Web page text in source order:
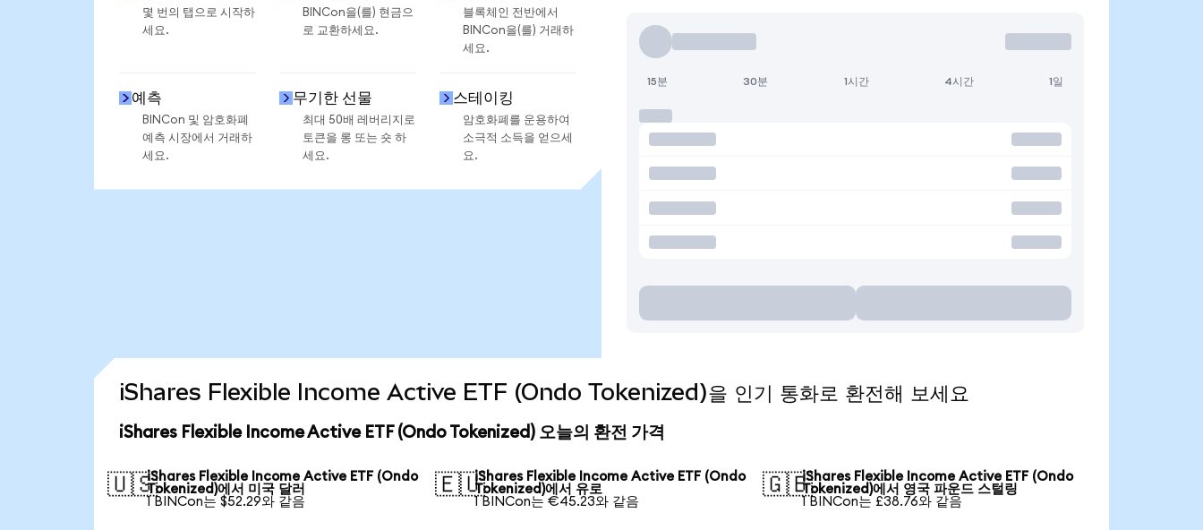
몇 번의 탭으로 시작하
세요.
BINCon을(를) 현금으
로 교환하세요.
블록체인 전반에서
BINCon을(를) 거래하
세요.
예측
BINCon 및 암호화폐
예측 시장에서 거래하
세요.
무기한 선물
최대 50배 레버리지로
토큰을 롱 또는 숏 하
세요.
스테이킹
암호화폐를 운용하여
소극적 소득을 얻으세
요.
15분 30분 1시간 4시간 1일
iShares Flexible Income Active ETF (Ondo Tokenized)을 인기 통화로 환전해 보세요
iShares Flexible Income Active ETF (Ondo Tokenized) 오늘의 환전 가격
🇺🇸iShares Flexible Income Active ETF (Ondo
Tokenized)에서 미국 달러
1 BINCon는 $52.29와 같음
🇪🇺iShares Flexible Income Active ETF (Ondo
Tokenized)에서 유로
1 BINCon는 €45.23와 같음
🇬🇧iShares Flexible Income Active ETF (Ondo
Tokenized)에서 영국 파운드 스털링
1 BINCon는 £38.76와 같음